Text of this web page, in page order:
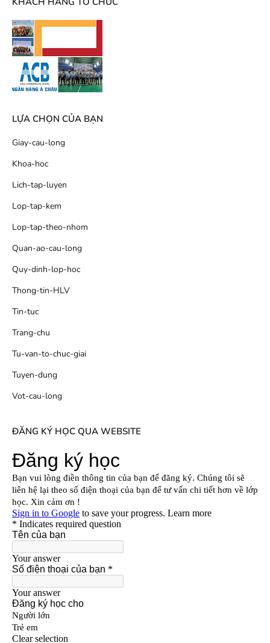
LỰA CHỌN CỦA BẠN
Giay-cau-long
Khoa-hoc
Lich-tap-luyen
Lop-tap-kem
Lop-tap-theo-nhom
Quan-ao-cau-long
Quy-dinh-lop-hoc
Thong-tin-HLV
Tin-tuc
Trang-chu
Tu-van-to-chuc-giai
Tuyen-dung
Vot-cau-long
ĐĂNG KÝ HỌC QUA WEBSITE